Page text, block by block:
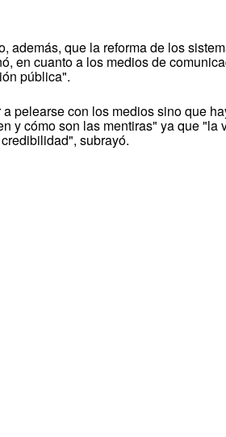
además, que la reforma de los
en cuanto a los medios de
pública".
pelearse con los medios sino que
y cómo son las mentiras" ya que "la
subrayó.